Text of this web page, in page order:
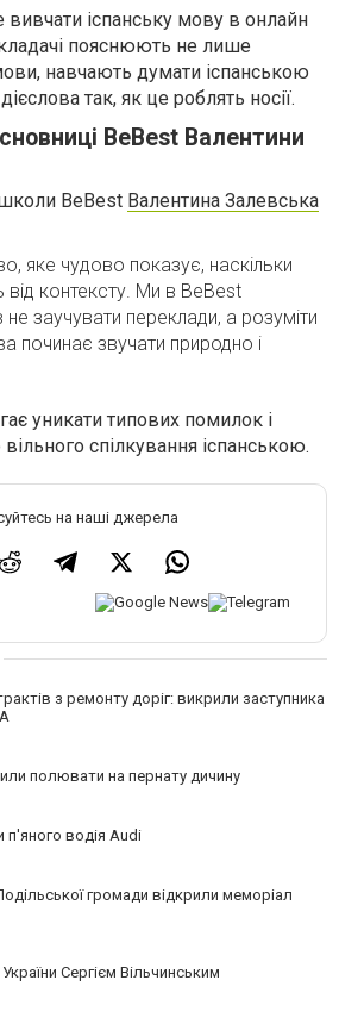
іспанську мову в онлайн
пояснюють не лише
навчають думати іспанською
так, як це роблять носії.
BeBest Валентини
BeBest Валентина Залевська
яке чудово показує, наскільки
від контексту. Ми в BeBest
заучувати переклади, а розуміти
починає звучати природно і
уникати типових помилок і
спілкування іспанською.
на наші джерела
з ремонту доріг: викрили заступника
полювати на пернату дичину
п'яного водія Audi
громади відкрили меморіал
Сергієм Вільчинським